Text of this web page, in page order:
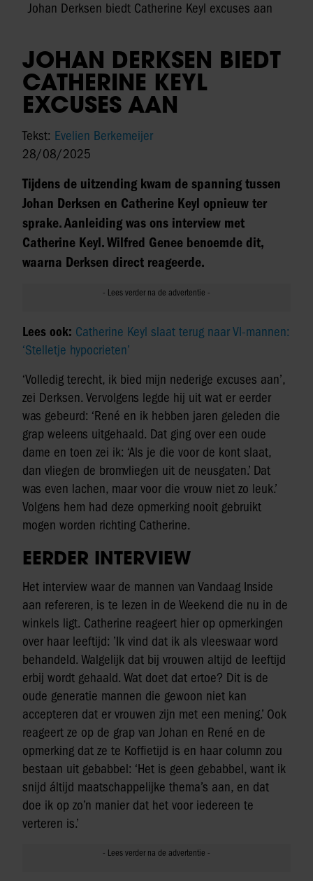
Johan Derksen biedt Catherine Keyl excuses aan
JOHAN DERKSEN BIEDT
CATHERINE KEYL
EXCUSES AAN
Tekst: Evelien Berkemeijer
28/08/2025
Tijdens de uitzending kwam de spanning tussen
Johan Derksen en Catherine Keyl opnieuw ter
sprake. Aanleiding was ons interview met
Catherine Keyl. Wilfred Genee benoemde dit,
waarna Derksen direct reageerde.
Lees ook: Catherine Keyl slaat terug naar VI-mannen:
‘Stelletje hypocrieten’
‘Volledig terecht, ik bied mijn nederige excuses aan’,
zei Derksen. Vervolgens legde hij uit wat er eerder
was gebeurd: ‘René en ik hebben jaren geleden die
grap weleens uitgehaald. Dat ging over een oude
dame en toen zei ik: ‘Als je die voor de kont slaat,
dan vliegen de bromvliegen uit de neusgaten.’ Dat
was even lachen, maar voor die vrouw niet zo leuk.’
Volgens hem had deze opmerking nooit gebruikt
mogen worden richting Catherine.
EERDER INTERVIEW
Het interview waar de mannen van Vandaag Inside
aan refereren, is te lezen in de Weekend die nu in de
winkels ligt. Catherine reageert hier op opmerkingen
over haar leeftijd: ’Ik vind dat ik als vleeswaar word
behandeld. Walgelijk dat bij vrouwen altijd de leeftijd
erbij wordt gehaald. Wat doet dat ertoe? Dit is de
oude generatie mannen die gewoon niet kan
accepteren dat er vrouwen zijn met een mening.’ Ook
reageert ze op de grap van Johan en René en de
opmerking dat ze te Koffietijd is en haar column zou
bestaan uit gebabbel: ‘Het is geen gebabbel, want ik
snijd áltijd maatschappelijke thema’s aan, en dat
doe ik op zo’n manier dat het voor iedereen te
verteren is.’